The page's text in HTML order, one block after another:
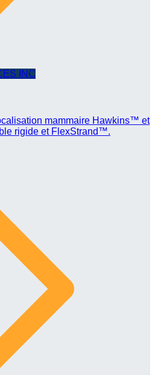
INC
mammaire Hawkins™ et
rigide et FlexStrand™.